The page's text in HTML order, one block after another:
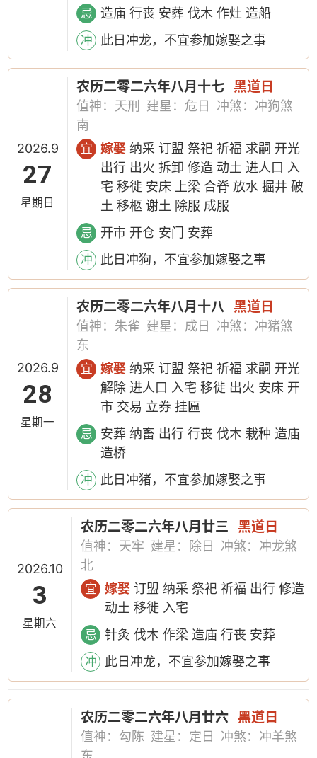
忌 造庙 行丧 安葬 伐木 作灶 造船
冲 此日冲龙，不宜参加嫁娶之事
2026.9
27
星期日
农历二零二六年八月十七 黑道日
值神：天刑 建星：危日
冲煞：冲狗煞
南
宜 嫁娶 纳采 订盟 祭祀 祈福 求嗣 开光
出行 出火 拆卸 修造 动土 进人口 入
宅 移徙 安床 上梁 合脊 放水 掘井 破
土 移柩 谢土 除服 成服
忌 开市 开仓 安门 安葬
冲 此日冲狗，不宜参加嫁娶之事
2026.9
28
星期一
农历二零二六年八月十八 黑道日
值神：朱雀 建星：成日
冲煞：冲猪煞
东
宜 嫁娶 纳采 订盟 祭祀 祈福 求嗣 开光
解除 进人口 入宅 移徙 出火 安床 开
市 交易 立券 挂匾
忌
安葬 纳畜 出行 行丧 伐木 栽种 造庙
造桥
冲 此日冲猪，不宜参加嫁娶之事
2026.10
3
星期六
农历二零二六年八月廿三 黑道日
值神：天牢 建星：除日
冲煞：冲龙煞
北
宜 嫁娶 订盟 纳采 祭祀 祈福 出行 修造
动土 移徙 入宅
忌 针灸 伐木 作梁 造庙 行丧 安葬
冲 此日冲龙，不宜参加嫁娶之事
农历二零二六年八月廿六 黑道日
值神：勾陈 建星：定日
冲煞：冲羊煞